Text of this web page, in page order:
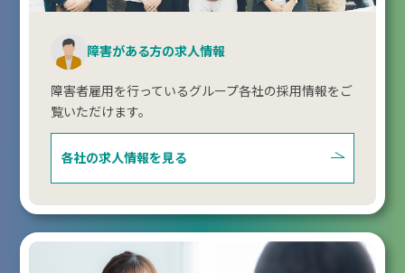
障害がある方の求人情報
障害者雇用を行っているグループ各社の採用情報をご
覧いただけます。
各社の求人情報を見る